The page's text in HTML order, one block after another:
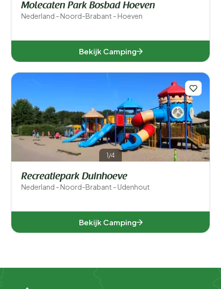
Molecaten Park Bosbad Hoeven
Nederland - Noord-Brabant - Hoeven
Bekijk Camping
1/4
Recreatiepark Duinhoeve
Nederland - Noord-Brabant - Udenhout
Bekijk Camping